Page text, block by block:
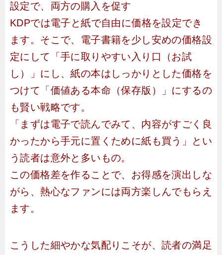
設定で、両方の購入を促す
KDPでは電子と紙で自由に価格を設定でき
ます。そこで、電子書籍を少し安めの価格設
定にして「手に取りやすい入り口（お試
し）」にし、紙の本はしっかりとした価格を
つけて「価値ある本命（保存版）」にするの
も賢い戦略です。
「まずは電子で読んでみて、内容がすごく良
かったから手元に置くために紙も買う」とい
う読者は意外と多いもの。
この価格差を作ることで、お得感を演出しな
がら、熱心なファンには両方楽しんでもらえ
ます。
こうした細やかな気配りこそが、読者の満足